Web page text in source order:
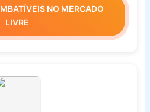
NO MERCADO
LIVRE